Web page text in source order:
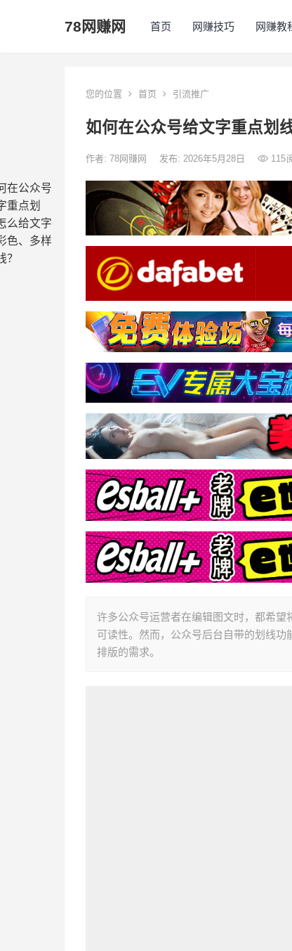
78网赚网 首页 网赚技巧 网赚教
您的位置 首页 引流推广
如何在公众号给文字重点划
作者: 78网赚网 发布: 2026年5月28日 115
许多公众号运营者在编辑图文时，都希
可读性。然而，公众号后台自带的划线
排版的需求。